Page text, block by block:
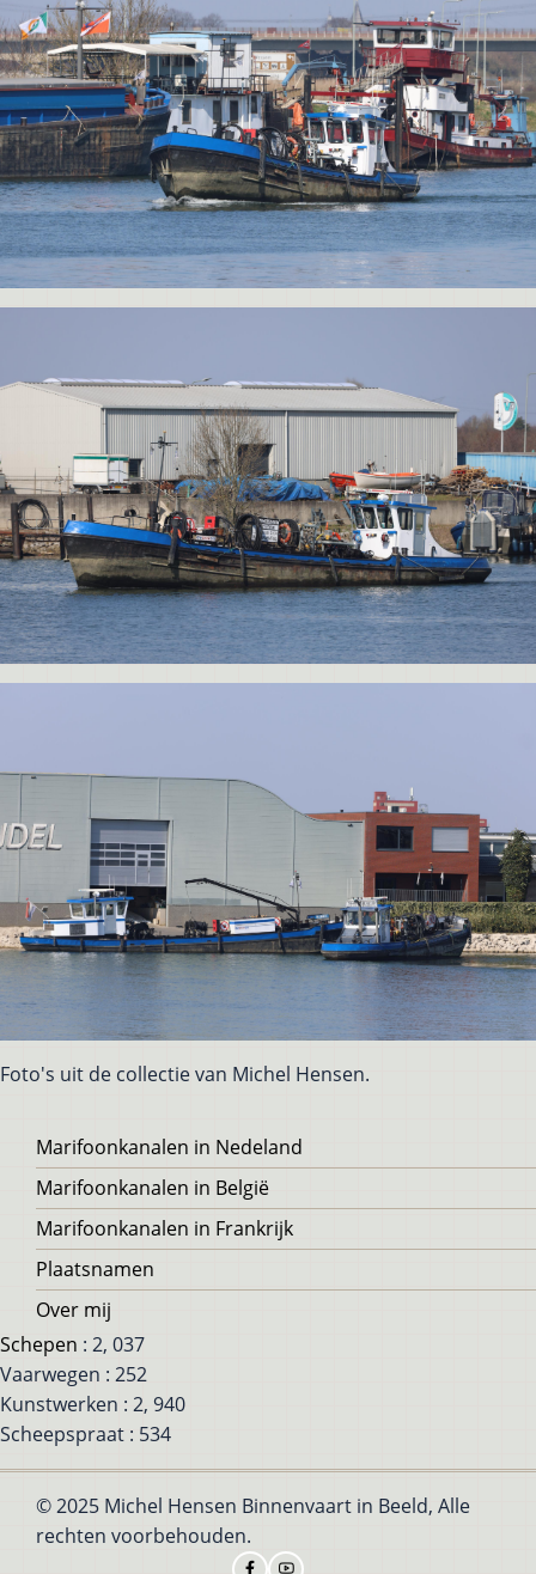
Foto's uit de collectie van Michel Hensen.
Voet
Marifoonkanalen in Nedeland
Marifoonkanalen in België
Marifoonkanalen in Frankrijk
Plaatsnamen
Over mij
Schepen : 2, 037
Vaarwegen : 252
Kunstwerken : 2, 940
Scheepspraat : 534
© 2025 Michel Hensen Binnenvaart in Beeld, Alle
rechten voorbehouden.